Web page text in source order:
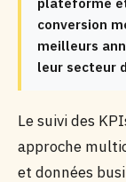
conversion
meilleurs
leur secteur
Le suivi des
approche
et données